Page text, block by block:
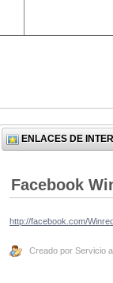
ENLACES DE
Facebook
http://facebook.com/
Creado por Servicio